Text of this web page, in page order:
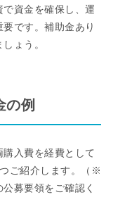
資金を確保し、運
です。補助金あり
ょう。
の例
入費を経費として
ご紹介します。（※
募要領をご確認く